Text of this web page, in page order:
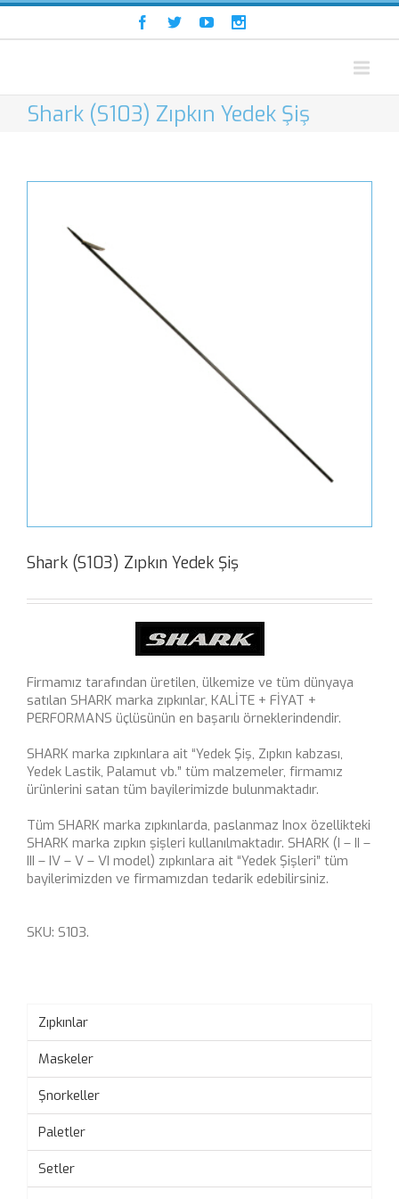
Shark (S103) Zıpkın Yedek Şiş
Shark (S103) Zıpkın Yedek Şiş
Firmamız tarafından üretilen, ülkemize ve tüm dünyaya
satılan SHARK marka zıpkınlar, KALİTE + FİYAT +
PERFORMANS üçlüsünün en başarılı örneklerindendir.
SHARK marka zıpkınlara ait “Yedek Şiş, Zıpkın kabzası,
Yedek Lastik, Palamut vb.” tüm malzemeler, firmamız
ürünlerini satan tüm bayilerimizde bulunmaktadır.
Tüm SHARK marka zıpkınlarda, paslanmaz Inox özellikteki
SHARK marka zıpkın şişleri kullanılmaktadır. SHARK (I – II –
III – IV – V – VI model) zıpkınlara ait “Yedek Şişleri” tüm
bayilerimizden ve firmamızdan tedarik edebilirsiniz.
SKU: S103.
Zıpkınlar
Maskeler
Şnorkeller
Paletler
Setler